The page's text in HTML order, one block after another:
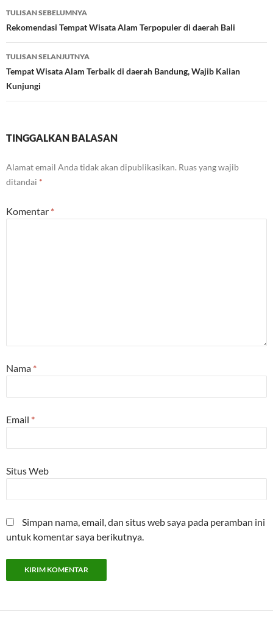
Navigasi
Tulisan
TULISAN SEBELUMNYA
Rekomendasi Tempat Wisata Alam Terpopuler di daerah Bali
TULISAN SELANJUTNYA
Tempat Wisata Alam Terbaik di daerah Bandung, Wajib Kalian
Kunjungi
TINGGALKAN BALASAN
Alamat email Anda tidak akan dipublikasikan. Ruas yang wajib
ditandai *
Komentar *
Nama *
Email *
Situs Web
Simpan nama, email, dan situs web saya pada peramban ini
untuk komentar saya berikutnya.